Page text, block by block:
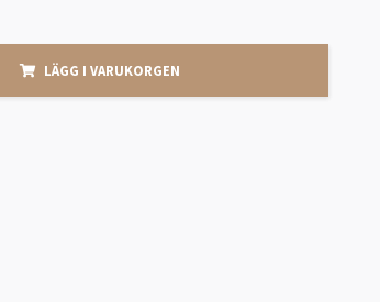
LÄGG I VARUKORGEN